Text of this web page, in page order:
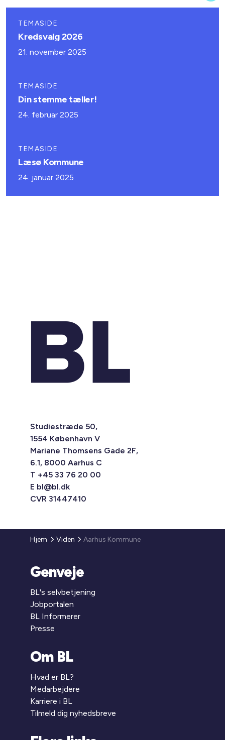
TEMASIDE
Kredsvalg 2026
21. november 2025
TEMASIDE
Din stemme tæller!
24. februar 2025
TEMASIDE
Læsø Kommune
24. januar 2025
Studiestræde 50,
1554 København V
Mariane Thomsens Gade 2F,
6.1, 8000 Aarhus C
T +45 33 76 20 00
E bl@bl.dk
CVR 31447410
Hjem Viden Aarhus Kommune
Genveje
BL's selvbetjening
Jobportalen
BL Informerer
Presse
Om BL
Hvad er BL?
Medarbejdere
Karriere i BL
Tilmeld dig nyhedsbreve